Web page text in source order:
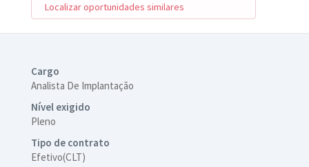
Localizar oportunidades similares
Cargo
Analista De Implantação
Nível exigido
Pleno
Tipo de contrato
Efetivo(CLT)